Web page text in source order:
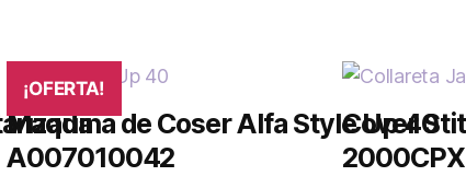
¡OFERTA!
Máquina de Coser Alfa Style Up 40
A007010042
Cover
2000CPX